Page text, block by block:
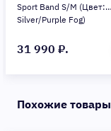
Sport Band S/M (Цвет:
Silver/Purple Fog)
31 990 ₽.
Похожие товары